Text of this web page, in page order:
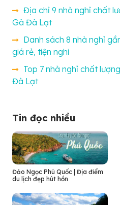
Địa chỉ 9 nhà nghỉ chất
Gà Đà Lạt
Danh sách 8 nhà nghỉ
giá rẻ, tiện nghi
Top 7 nhà nghỉ chất
Đà Lạt
Tin đọc nhiều
Đảo Ngọc Phú Quốc | Địa điểm
du lịch đẹp hút hồn